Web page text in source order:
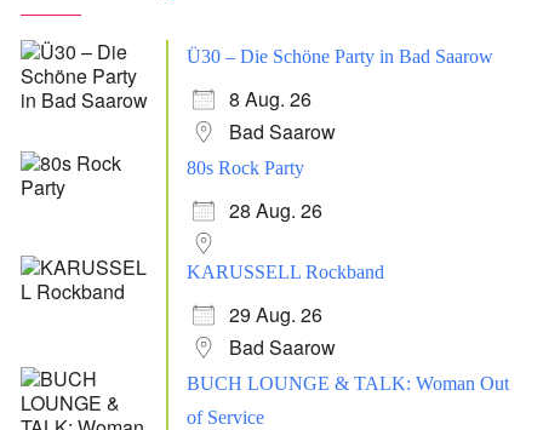
Ü30 – Die Schöne Party in Bad Saarow
8 Aug. 26
Bad Saarow
80s Rock Party
28 Aug. 26
KARUSSELL Rockband
29 Aug. 26
Bad Saarow
BUCH LOUNGE & TALK: Woman Out
of Service